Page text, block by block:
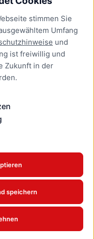
stimmen Sie
Umfang
und
ist freiwillig und
Zukunft in der
speichern